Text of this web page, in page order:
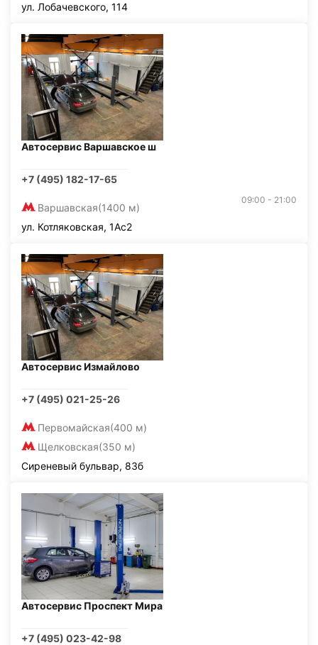
ул. Лобачевского, 114
Автосервис Варшавское ш
+7 (495) 182-17-65
Варшавская(1400 м)
09:00 - 21:00
ул. Котляковская, 1Ас2
Автосервис Измайлово
+7 (495) 021-25-26
Первомайская(400 м)
Щелковская(350 м)
Сиреневый бульвар, 83б
Автосервис Проспект Мира
+7 (495) 023-42-98